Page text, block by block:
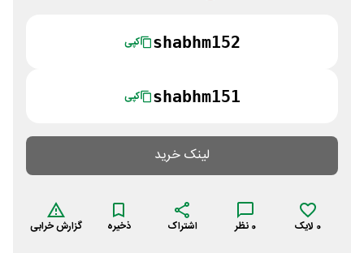
shabhm152 کپی
shabhm151 کپی
لینک خرید
0 لایک 0 نظر اشتراک ذخیره گزارش خرابی